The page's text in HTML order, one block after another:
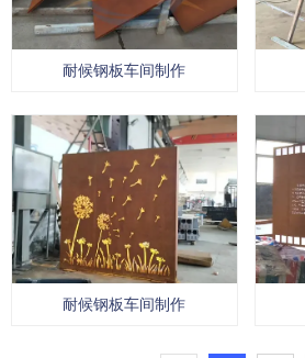
耐候钢板车间制作
耐候钢板车间制作